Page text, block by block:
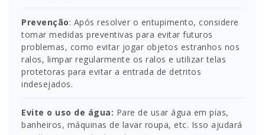
Prevenção: Após resolver o entupimento, considere
tomar medidas preventivas para evitar futuros
problemas, como evitar jogar objetos estranhos nos
ralos, limpar regularmente os ralos e utilizar telas
protetoras para evitar a entrada de detritos
indesejados.
Evite o uso de água: Pare de usar água em pias,
banheiros, máquinas de lavar roupa, etc. Isso ajudará